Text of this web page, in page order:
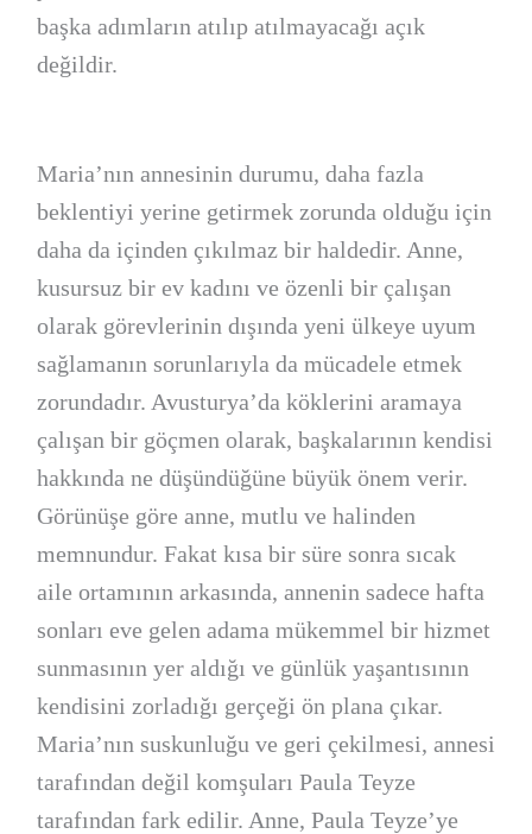
başka adımların atılıp atılmayacağı açık
değildir.
Maria’nın annesinin durumu, daha fazla
beklentiyi yerine getirmek zorunda olduğu için
daha da içinden çıkılmaz bir haldedir. Anne,
kusursuz bir ev kadını ve özenli bir çalışan
olarak görevlerinin dışında yeni ülkeye uyum
sağlamanın sorunlarıyla da mücadele etmek
zorundadır. Avusturya’da köklerini aramaya
çalışan bir göçmen olarak, başkalarının kendisi
hakkında ne düşündüğüne büyük önem verir.
Görünüşe göre anne, mutlu ve halinden
memnundur. Fakat kısa bir süre sonra sıcak
aile ortamının arkasında, annenin sadece hafta
sonları eve gelen adama mükemmel bir hizmet
sunmasının yer aldığı ve günlük yaşantısının
kendisini zorladığı gerçeği ön plana çıkar.
Maria’nın suskunluğu ve geri çekilmesi, annesi
tarafından değil komşuları Paula Teyze
tarafından fark edilir. Anne, Paula Teyze’ye